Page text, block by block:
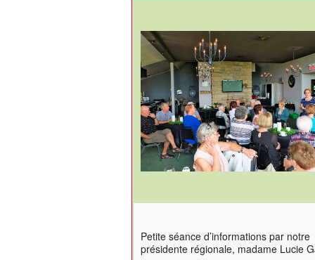
Petite séance d’informations par notre
présidente régionale, madame Lucie